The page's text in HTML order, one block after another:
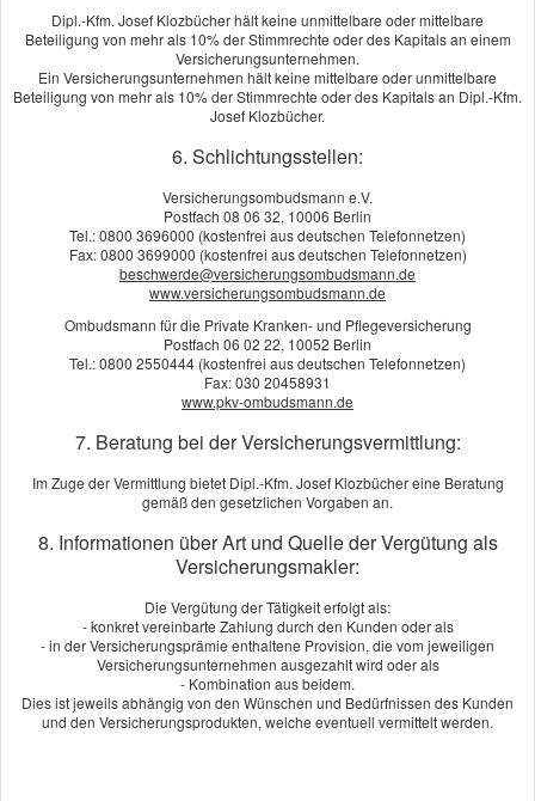
Vor dem Abschluss einer Grundfähigkeitsversicherung prüft
der Versicherer den Gesundheitszustand des Antragstellers
mit einem Fragebogen ab, gegebenenfalls auch durch
Nachfrage bei den behandelnden Ärzten.
Streitigkeiten mit dem Versicherer selten. Trotzdem ist die
Grundfähigkeitsversicherung kein vollwertiger Ersatz für
einen echten Berufsunfähigkeitsschutz, denn nicht alle
möglichen Ursachen für Berufsunfähigkeit, wie
beispielsweise seelische Leiden, sind versichert. Die
Grundfähigkeitsversicherung ist aber eine bezahlbare
Alternative für alle, die sich einen vollwertigen
Berufsunfähigkeitsschutz nicht leisten wollen, denn die
Beiträge zum Grundfähigkeitsschutz sind vergleichsweise
Vergleich und Angebot Grundfähigkeitsversicherung
Wir erstellen Ihnen gerne ein Vergleichsangebot.
Impressum
Dipl.-Kfm. Josef Klozbücher hält keine unmittelbare oder mittelbare
Beteiligung von mehr als 10% der Stimmrechte oder des Kapitals an einem
Versicherungsunternehmen.
Ein Versicherungsunternehmen hält keine mittelbare oder unmittelbare
Beteiligung von mehr als 10% der Stimmrechte oder des Kapitals an Dipl.-Kfm.
Josef Klozbücher.
6. Schlichtungsstellen:
Versicherungsombudsmann e.V.
Postfach 08 06 32, 10006 Berlin
Tel.: 0800 3696000 (kostenfrei aus deutschen Telefonnetzen)
Fax: 0800 3699000 (kostenfrei aus deutschen Telefonnetzen)
beschwerde@versicherungsombudsmann.de
www.versicherungsombudsmann.de
Ombudsmann für die Private Kranken- und Pflegeversicherung
Postfach 06 02 22, 10052 Berlin
Tel.: 0800 2550444 (kostenfrei aus deutschen Telefonnetzen)
Fax: 030 20458931
www.pkv-ombudsmann.de
7. Beratung bei der Versicherungsvermittlung:
Im Zuge der Vermittlung bietet Dipl.-Kfm. Josef Klozbücher eine Beratung
gemäß den gesetzlichen Vorgaben an.
8. Informationen über Art und Quelle der Vergütung als
Versicherungsmakler:
Die Vergütung der Tätigkeit erfolgt als:
- konkret vereinbarte Zahlung durch den Kunden oder als
- in der Versicherungsprämie enthaltene Provision, die vom jeweiligen
Versicherungsunternehmen ausgezahlt wird oder als
- Kombination aus beidem.
Dies ist jeweils abhängig von den Wünschen und Bedürfnissen des Kunden
und den Versicherungsprodukten, welche eventuell vermittelt werden.